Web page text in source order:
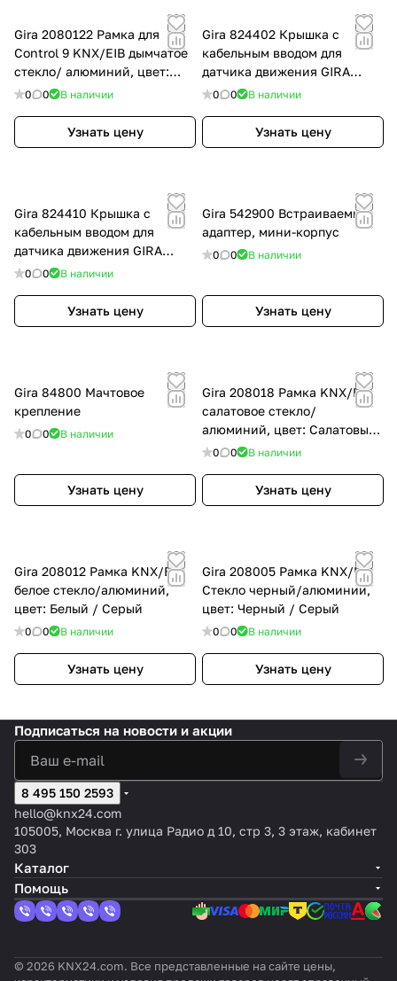
Gira 2080122 Рамка для
Control 9 KNX/EIB дымчатое
стекло/ алюминий, цвет:
Дымчатый / Серый
0 0 В наличии
Узнать цену
Gira 824402 Крышка с
кабельным вводом для
датчика движения GIRA
Cube
0 0 В наличии
Узнать цену
Gira 824410 Крышка с
кабельным вводом для
датчика движения GIRA
Cube
0 0 В наличии
Узнать цену
Gira 542900 Встраиваемый
адаптер, мини-корпус
0 0 В наличии
Узнать цену
Gira 84800 Mачтовое
крепление
0 0 В наличии
Узнать цену
Gira 208018 Рамка KNX/EIB
салатовое стекло/
алюминий, цвет: Салатовый
/ Серый
0 0 В наличии
Узнать цену
Gira 208012 Рамка KNX/EIB
белое стекло/алюминий,
цвет: Белый / Серый
0 0 В наличии
Узнать цену
Gira 208005 Рамка KNX/EIB
Стекло черный/алюминий,
цвет: Черный / Серый
0 0 В наличии
Узнать цену
Подписаться на новости и акции
8 495 150 2593
hello@knx24.com
105005, Москва г. улица Радио д 10, стр 3, 3 этаж, кабинет
303
Каталог
Помощь
© 2026 KNX24.com. Все представленные на сайте цены,